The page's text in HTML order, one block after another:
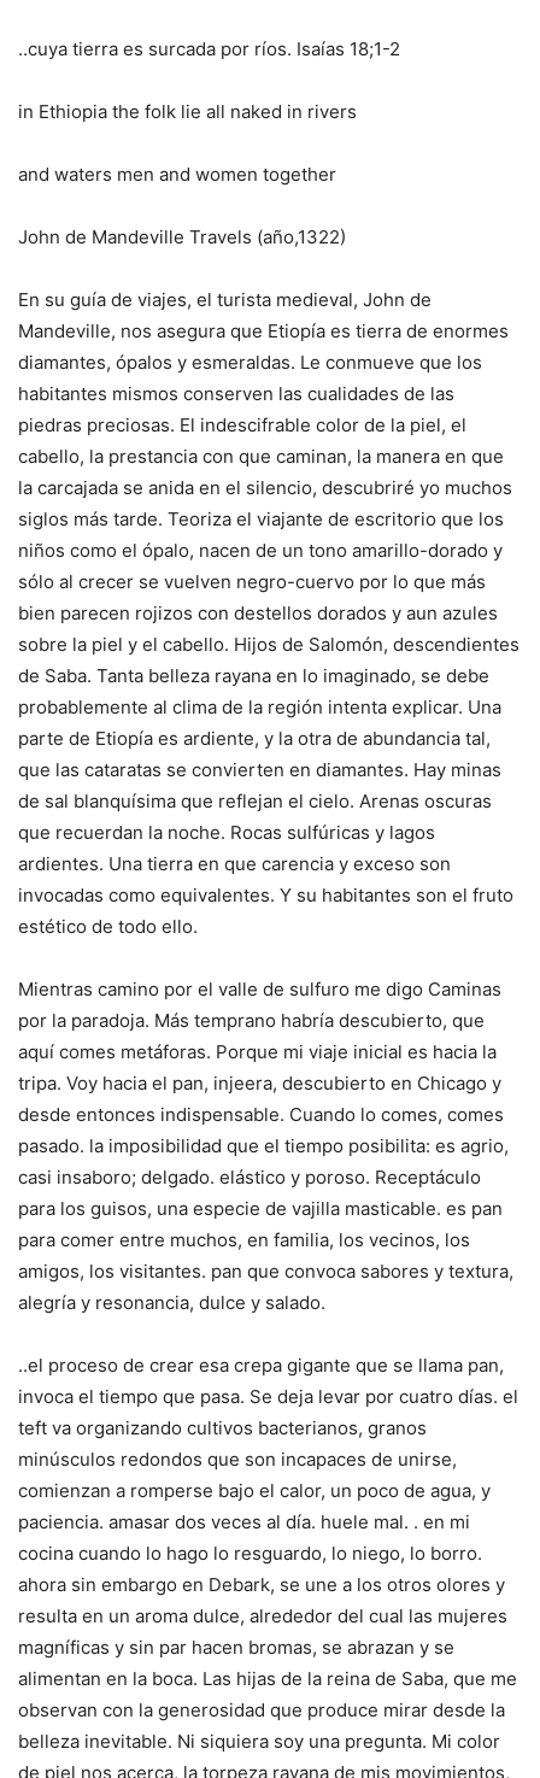
..cuya tierra es surcada por ríos. Isaías 18;1-2
in Ethiopia the folk lie all naked in rivers
and waters men and women together
John de Mandeville Travels (año,1322)
En su guía de viajes, el turista medieval, John de
Mandeville, nos asegura que Etiopía es tierra de enormes
diamantes, ópalos y esmeraldas. Le conmueve que los
habitantes mismos conserven las cualidades de las
piedras preciosas. El indescifrable color de la piel, el
cabello, la prestancia con que caminan, la manera en que
la carcajada se anida en el silencio, descubriré yo muchos
siglos más tarde. Teoriza el viajante de escritorio que los
niños como el ópalo, nacen de un tono amarillo-dorado y
sólo al crecer se vuelven negro-cuervo por lo que más
bien parecen rojizos con destellos dorados y aun azules
sobre la piel y el cabello. Hijos de Salomón, descendientes
de Saba. Tanta belleza rayana en lo imaginado, se debe
probablemente al clima de la región intenta explicar. Una
parte de Etiopía es ardiente, y la otra de abundancia tal,
que las cataratas se convierten en diamantes. Hay minas
de sal blanquísima que reflejan el cielo. Arenas oscuras
que recuerdan la noche. Rocas sulfúricas y lagos
ardientes. Una tierra en que carencia y exceso son
invocadas como equivalentes. Y su habitantes son el fruto
estético de todo ello.
Mientras camino por el valle de sulfuro me digo Caminas
por la paradoja. Más temprano habría descubierto, que
aquí comes metáforas. Porque mi viaje inicial es hacia la
tripa. Voy hacia el pan, injeera, descubierto en Chicago y
desde entonces indispensable. Cuando lo comes, comes
pasado. la imposibilidad que el tiempo posibilita: es agrio,
casi insaboro; delgado. elástico y poroso. Receptáculo
para los guisos, una especie de vajilla masticable. es pan
para comer entre muchos, en familia, los vecinos, los
amigos, los visitantes. pan que convoca sabores y textura,
alegría y resonancia, dulce y salado.
..el proceso de crear esa crepa gigante que se llama pan,
invoca el tiempo que pasa. Se deja levar por cuatro días. el
teft va organizando cultivos bacterianos, granos
minúsculos redondos que son incapaces de unirse,
comienzan a romperse bajo el calor, un poco de agua, y
paciencia. amasar dos veces al día. huele mal. . en mi
cocina cuando lo hago lo resguardo, lo niego, lo borro.
ahora sin embargo en Debark, se une a los otros olores y
resulta en un aroma dulce, alrededor del cual las mujeres
magníficas y sin par hacen bromas, se abrazan y se
alimentan en la boca. Las hijas de la reina de Saba, que me
observan con la generosidad que produce mirar desde la
belleza inevitable. Ni siquiera soy una pregunta. Mi color
de piel nos acerca, la torpeza rayana de mis movimientos,